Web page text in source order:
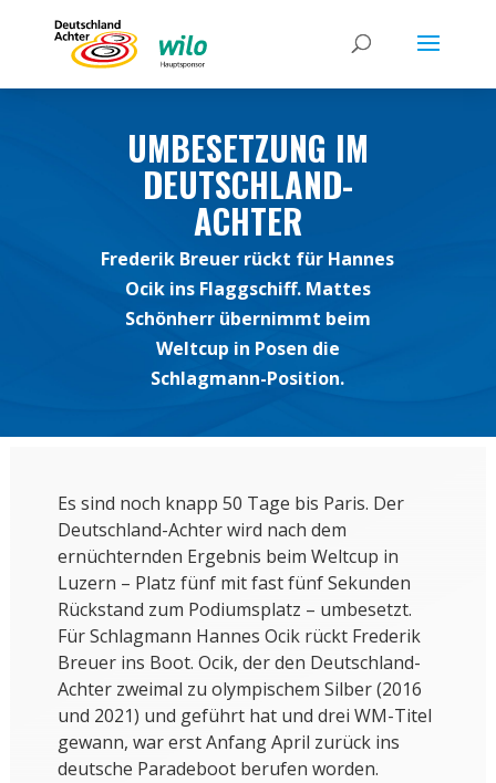
UMBESETZUNG IM
DEUTSCHLAND-
ACHTER
Frederik Breuer rückt für Hannes
Ocik ins Flaggschiff. Mattes
Schönherr übernimmt beim
Weltcup in Posen die
Schlagmann-Position.
Es sind noch knapp 50 Tage bis Paris. Der
Deutschland-Achter wird nach dem
ernüchternden Ergebnis beim Weltcup in
Luzern – Platz fünf mit fast fünf Sekunden
Rückstand zum Podiumsplatz – umbesetzt.
Für Schlagmann Hannes Ocik rückt Frederik
Breuer ins Boot. Ocik, der den Deutschland-
Achter zweimal zu olympischem Silber (2016
und 2021) und geführt hat und drei WM-Titel
gewann, war erst Anfang April zurück ins
deutsche Paradeboot berufen worden.